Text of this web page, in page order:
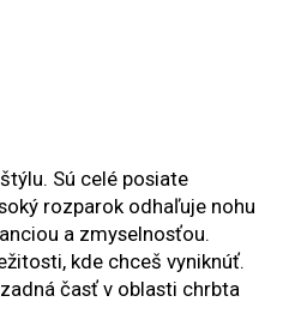
Sú celé posiate
rozparok odhaľuje nohu
a zmyselnosťou.
kde chceš vyniknúť.
časť v oblasti chrbta